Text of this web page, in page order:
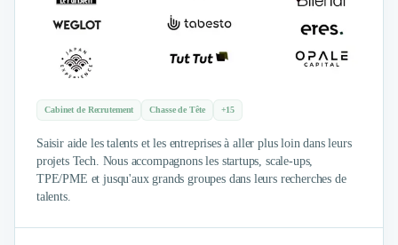
Cabinet de Recrutement Chasse de Tête +15
Saisir aide les talents et les entreprises à aller plus loin dans leurs
projets Tech. Nous accompagnons les startups, scale-ups,
TPE/PME et jusqu'aux grands groupes dans leurs recherches de
talents.